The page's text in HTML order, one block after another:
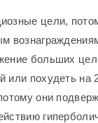
цели,
больших
или похудеть на
они